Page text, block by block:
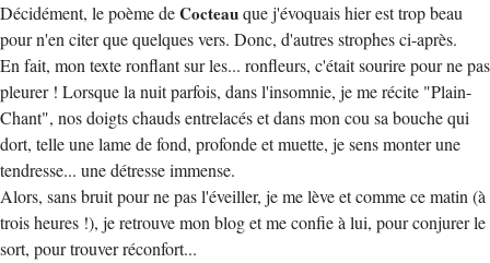
Décidément, le poème deCocteauque j'évoquais hier est trop beau
pour n'en citer que quelques vers. Donc, d'autres strophes ci-après.
En fait, mon texte ronflant sur les... ronfleurs, c'était sourire pour ne pas
pleurer ! Lorsque la nuit parfois, dans l'insomnie, je me récite "Plain-
Chant", nos doigts chauds entrelacés et dans mon cou sa bouche qui
dort, telle une lame de fond, profonde et muette, je sens monter une
tendresse... une détresse immense.
Alors, sans bruit pour ne pas l'éveiller, je me lève et comme ce matin (à
trois heures !), je retrouve mon blog et me confie à lui, pour conjurer le
sort, pour trouver réconfort...